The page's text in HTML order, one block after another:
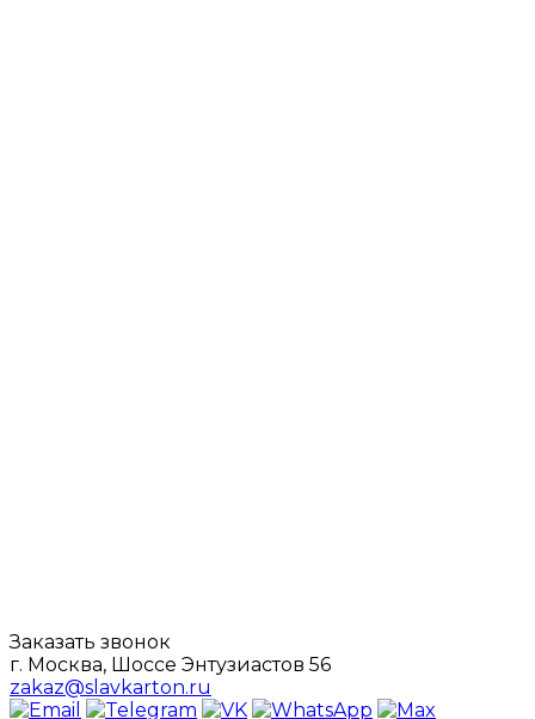
Заказать звонок
г. Москва, Шоссе Энтузиастов 56
zakaz@slavkarton.ru